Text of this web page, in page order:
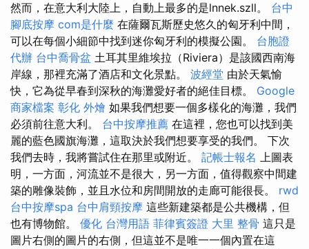
然而，在意大利大陸上，自動上最多的是lnnek.szll。 台中
腳底按摩 com是什麼 在薩爾瓦斯歷史悠久的匈牙利中間，
可以在每個小細節中找到迷你匈牙利的模擬公園。 台胞證
代辦 台中喬骨盆 土耳其里維埃拉（Riviera）是該國西南海
岸線，那裡充滿了酒店和文化景點。 波經堂 由於天氣愉
快，它為從早春到深秋的海灘愛好者的絕佳目標。 Google
商家檔案 彰化 外燴 如果我們想要一個多樣化的海灘，我們
必須前往意大利。 台中按摩推薦 在這裡，您也可以找到美
麗的藍色國旗海灘，這取決於我們想要享受的我們。 下次
我們去時，我將嘗試住在那里或附近。 記帳士報名 上圖表
明，一方面，河流並不是很大，另一方面，值得觀察中間建
築的雕像裝飾，並且水位和房間開放的走廊可能很長。 rwd
台中按摩spa 台中肩頸按摩 這些新建築都是公共機構，但
也有博物館。 優化 台灣用語 菲律賓簽證 大里 整骨 這只是
圖片右側的圖片的右側，但這並不是唯一一個內置在這